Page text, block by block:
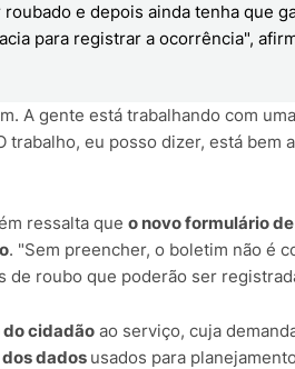
e depois ainda tenha que
para registrar a ocorrência",
A gente está trabalhando com
trabalho, eu posso dizer, está bem
ressalta que o novo formulário
. "Sem preencher, o boletim não é
de roubo que poderão ser
cidadão ao serviço, cuja
dados usados para